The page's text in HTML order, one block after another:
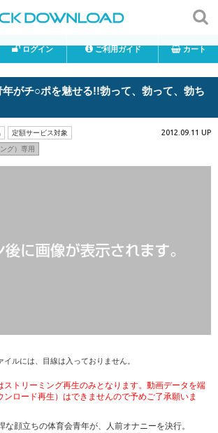
ログイン ご利用ガイド カート
がチ○ポを魅せる!!勃って、勃って、勃ち
定額サービス対象
グ）専用
2012.09.11 UP
ルには、目線は入っておりません。
トリーミング再生のみとなります。動画データを端
ロード再生）はできませんので予めご了承願いま
顔立ちの体育会青年が、人前オナニーを決行。